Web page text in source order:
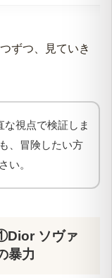
ずつ、見ていき
な視点で検証しま
、冒険したい方
い。
ソヴァ
暴力